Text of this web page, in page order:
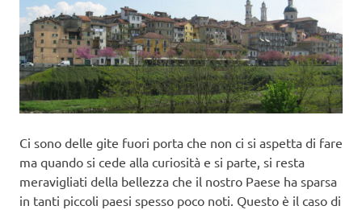
Ci sono delle gite fuori porta che non ci si aspetta di fare
ma quando si cede alla curiosità e si parte, si resta
meravigliati della bellezza che il nostro Paese ha sparsa
in tanti piccoli paesi spesso poco noti. Questo è il caso di